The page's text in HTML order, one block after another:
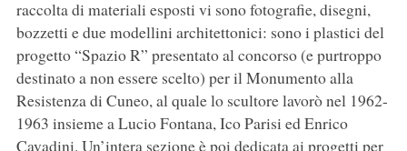
raccolta di materiali esposti vi sono fotografie, disegni,
bozzetti e due modellini architettonici: sono i plastici del
progetto “Spazio R” presentato al concorso (e purtroppo
destinato a non essere scelto) per il Monumento alla
Resistenza di Cuneo, al quale lo scultore lavorò nel 1962-
1963 insieme a Lucio Fontana, Ico Parisi ed Enrico
Cavadini. Un’intera sezione è poi dedicata ai progetti per